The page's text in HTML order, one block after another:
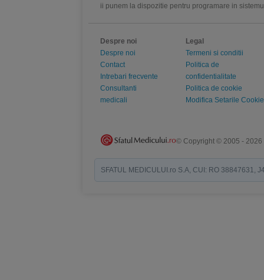
ii punem la dispozitie pentru programare in
Despre noi
Despre noi
Contact
Intrebari frecvente
Consultanti
medicali
Legal
Termeni si conditii
Politica de
confidentialitate
Politica de cookie
Modifica Setarile Cookie
© Copyright © 2005 - 2026
SFATUL MEDICULUI.ro S.A, CUI: RO 38847631,